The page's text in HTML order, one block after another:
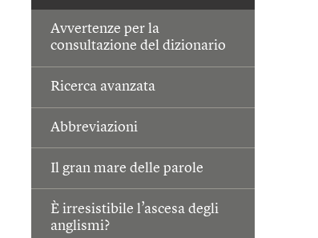
Avvertenze per la
consultazione del dizionario
Ricerca avanzata
Abbreviazioni
Il gran mare delle parole
È irresistibile l’ascesa degli
anglismi?